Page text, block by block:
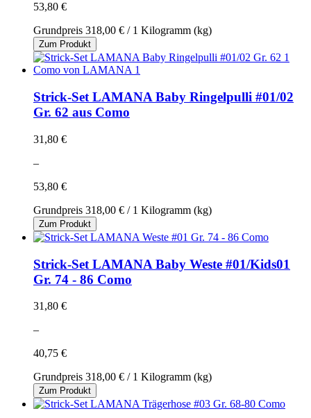
53,80 €
Grundpreis 318,00 € / 1 Kilogramm (kg)
Zum Produkt
Strick-Set LAMANA Baby Ringelpulli #01/02
Gr. 62 aus Como
31,80 €
–
53,80 €
Grundpreis 318,00 € / 1 Kilogramm (kg)
Zum Produkt
Strick-Set LAMANA Baby Weste #01/Kids01
Gr. 74 - 86 Como
31,80 €
–
40,75 €
Grundpreis 318,00 € / 1 Kilogramm (kg)
Zum Produkt